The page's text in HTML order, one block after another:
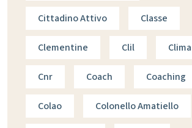
Cittadino Attivo Classe
Clementine Clil Clima
Cnr Coach Coaching
Colao Colonello Amatiello